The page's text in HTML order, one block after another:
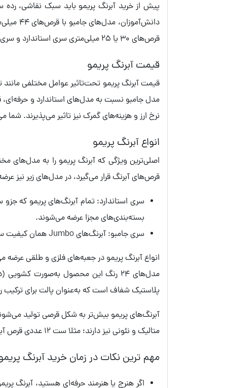
پیش از خرید آبرنگ پریمو باید سبک نقاشی،
قرص‌های 30 یا 25 میلی‌متری سری استاندارد و سری حرفه‌ای. با انتخاب تعداد رنگ‌های مورد نیاز و طراحی جعبه آبرنگ نیز خریدتان تکمیل می‌شود.
قیمت آبرنگ پریمو
قیمت آبرنگ پریمو تحت‌تاثیر عوامل مختلفی
مدل جامبو نسبت به مدل‌های استاندارد و حرفه‌ای،
نرخ ارز و هزینه‌های گمرک نیز تاثیر می‌پذیرند. شما
انواع آبرنگ پریمو
اصلی‌ترین ویژگی که آبرنگ پریمو را به
قرص‌های آبرنگ قرار می‌گیرد، در مدل‌های زیر نیز
بسته‌بندی‌های مجزا عرضه می‌شوند.
سری جامبو: آبرنگ‌های Jumbo همان کیفیت سری استاندارد را دارند؛ اما قرص‌های آبرنگ قرار گرفته در جعبه فقط با قطر 44 میلی‌متر تولید می‌شوند.
انواع آبرنگ پریمو در جعبه‌های فلزی و طلقی
مدل‌های 24 رنگ این محصول به‌صورت
پلاستیک شفاف است که به‌عنوان پالت برای ترکیب
متالیک و نئونی نیز دارند؛ مثلا ست 12 عددی قرص آبرنگ 30 میلی‌متری شامل 7 رنگ متالیک و 5 رنگ نئونی یکی از مدل‌های آبرنگ پریمو است.
مهم ترین نکات در زمان خرید آبرنگ